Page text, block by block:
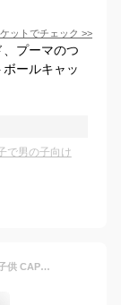
ット でチェック >>
プーマのつ
ールキャッ
で男の子向け
[アディダス] キッズ 帽子 キャップ 洗濯機洗い 子供 CAP 男の子 女の子 小学生 サッカー 運動 紫外線予防 紫外線対策 ひよけ 熱中症 ボーイズ 001k (01 ブラック)